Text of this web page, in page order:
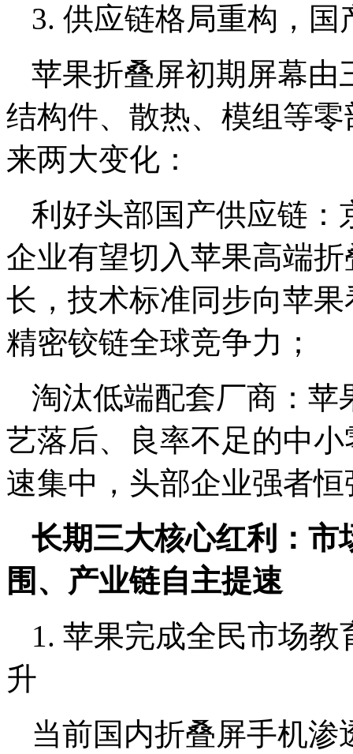
3. 供应链格局重构，
苹果折叠屏初期屏幕由
结构件、散热、模组等
来两大变化：
利好头部国产供应链：
企业有望切入苹果高端
长，技术标准同步向苹
精密铰链全球竞争力；
淘汰低端配套厂商：苹
艺落后、良率不足的中
速集中，头部企业强者恒
长期三大核心红利：市
围、产业链自主提速
1. 苹果完成全民市场
升
当前国内折叠屏手机渗